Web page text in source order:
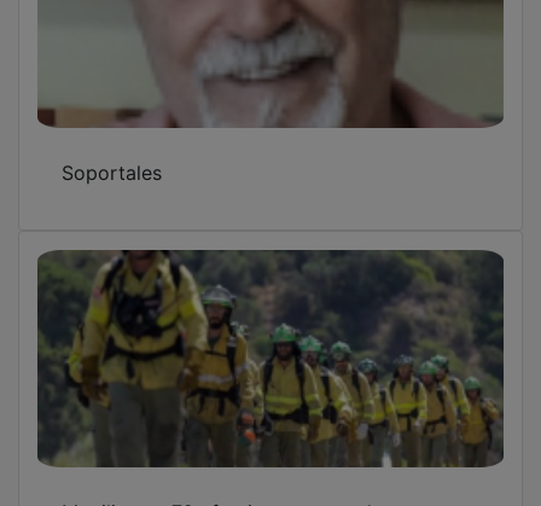
incendios forestales consecutivos en
Torrejón del Rey
David Alonso roza la victoria en Brno y firma
su mejor actuación del año en Moto2